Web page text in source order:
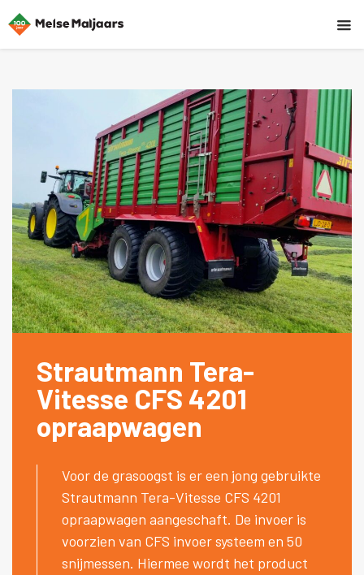
Strautmann Tera-
Vitesse CFS 4201
opraapwagen
Voor de grasoogst is er een jong gebruikte
Strautmann Tera-Vitesse CFS 4201
opraapwagen aangeschaft. De invoer is
voorzien van CFS invoer systeem en 50
snijmessen. Hiermee wordt het product